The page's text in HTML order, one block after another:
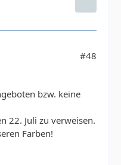
#48
bzw. keine
22. Juli zu verweisen.
Farben!